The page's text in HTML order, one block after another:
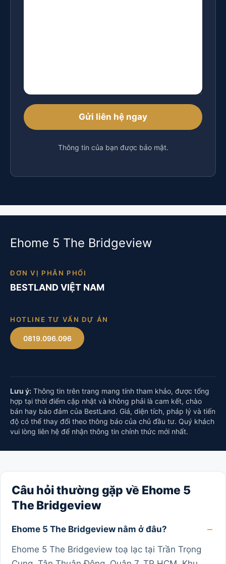
Thông tin của bạn được bảo mật.
Ehome 5 The Bridgeview
ĐƠN VỊ PHÂN PHỐI
BESTLAND VIỆT NAM
HOTLINE TƯ VẤN DỰ ÁN
0819.096.096
Lưu ý: Thông tin trên trang mang tính tham khảo, được tổng
hợp tại thời điểm cập nhật và không phải là cam kết, chào
bán hay bảo đảm của BestLand. Giá, diện tích, pháp lý và tiến
độ có thể thay đổi theo thông báo của chủ đầu tư. Quý khách
vui lòng liên hệ để nhận thông tin chính thức mới nhất.
Câu hỏi thường gặp về Ehome 5
The Bridgeview
Ehome 5 The Bridgeview nằm ở đâu?
Ehome 5 The Bridgeview toạ lạc tại Trần Trọng